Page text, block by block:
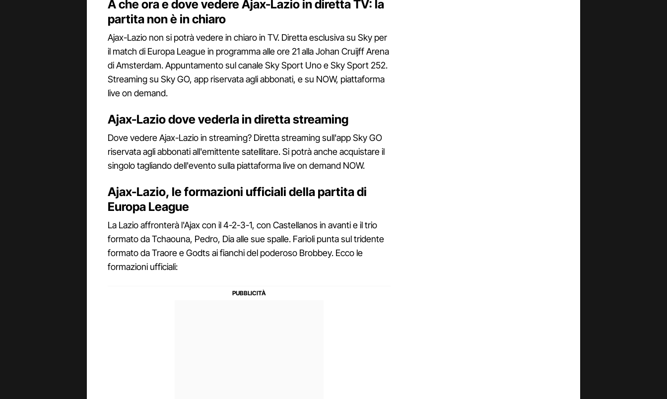
A che ora e dove vedere Ajax-Lazio in diretta TV: la
partita non è in chiaro
Ajax-Lazio non si potrà vedere in chiaro in TV. Diretta esclusiva su Sky per
il match di Europa League in programma alle ore 21 alla Johan Cruijff Arena
di Amsterdam. Appuntamento sul canale Sky Sport Uno e Sky Sport 252.
Streaming su Sky GO, app riservata agli abbonati, e su NOW, piattaforma
live on demand.
Ajax-Lazio dove vederla in diretta streaming
Dove vedere Ajax-Lazio in streaming? Diretta streaming sull'app Sky GO
riservata agli abbonati all'emittente satellitare. Si potrà anche acquistare il
singolo tagliando dell'evento sulla piattaforma live on demand NOW.
Ajax-Lazio, le formazioni ufficiali della partita di
Europa League
La Lazio affronterà l'Ajax con il 4-2-3-1, con Castellanos in avanti e il trio
formato da Tchaouna, Pedro, Dia alle sue spalle. Farioli punta sul tridente
formato da Traore e Godts ai fianchi del poderoso Brobbey. Ecco le
formazioni ufficiali: